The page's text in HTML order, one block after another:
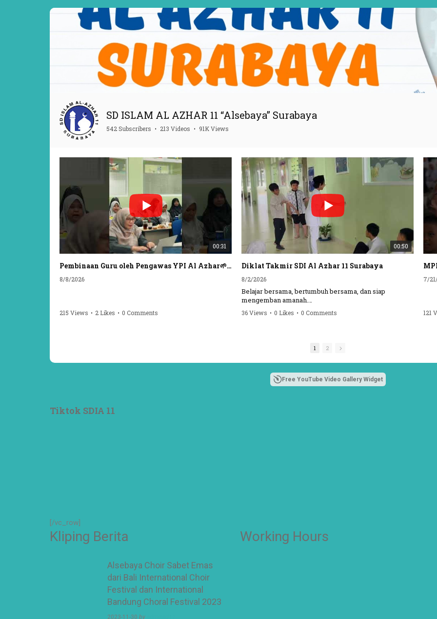
SD ISLAM AL AZHAR 11 “Alsebaya” Surabaya
542 Subscribers • 213 Videos • 91K Views
00:31
Pembinaan Guru oleh Pengawas YPI Al Azhar🌱 #short #ytshorts #yt #guru #sekolah #surabaya #alazhar
8/8/2026
215 Views • 2 Likes • 0 Comments
00:50
Diklat Takmir SDI Al Azhar 11 Surabaya
8/2/2026
Belajar bersama, bertumbuh bersama, dan siap
mengemban amanah.
Semangat peserta dalam Diklat Takmir SDI Al Azhar 11
dan siap melayani dengan penuh keikhlasan.
Bismillah, semoga setiap langkah menjadi ladang
#SDIAIAzhar11Surabaya #DiklatTakmir
36 Views • 0 Likes • 0 Comments
7/
121
1 2
Free YouTube Video Gallery Widget
Tiktok SDIA 11
[/vc_row]
Kliping Berita
Alsebaya Choir Sabet Emas
dari Bali International Choir
Festival dan International
Bandung Choral Festival 2023
2023-11-30 by
Working Hours